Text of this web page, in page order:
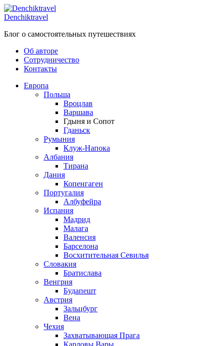
Skip
to
Denchiktravel
Блог о самостоятельных путешествиях
Об авторе
Сотрудничество
Контакты
Европа
Польша
Вроцлав
Варшава
Гдыня и Сопот
Гданьск
Румыния
Клуж-Напока
Албания
Тирана
Дания
Копенгаген
Португалия
Албуфейра
Испания
Мадрид
Малага
Валенсия
Барселона
Восхитительная Севилья
Словакия
Братислава
Венгрия
Будапешт
Австрия
Зальцбург
Вена
Чехия
Захватывающая Прага
Карловы Вары